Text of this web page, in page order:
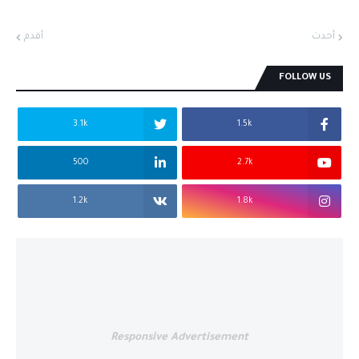
أحدث أقدم
FOLLOW US
1.5k
3.1k
2.7k
500
1.8k
1.2k
Responsive Advertisement